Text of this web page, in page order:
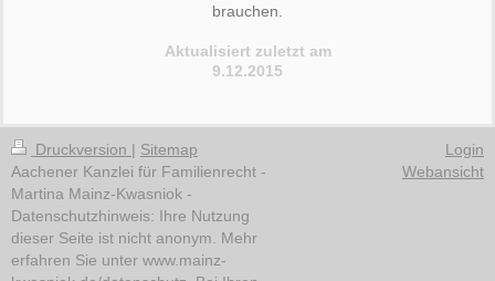
brauchen.
Aktualisiert zuletzt am
9.12.2015
Druckversion | Sitemap
Aachener Kanzlei für Familienrecht -
Martina Mainz-Kwasniok -
Datenschutzhinweis: Ihre Nutzung
dieser Seite ist nicht anonym. Mehr
erfahren Sie unter www.mainz-
Login
Webansicht